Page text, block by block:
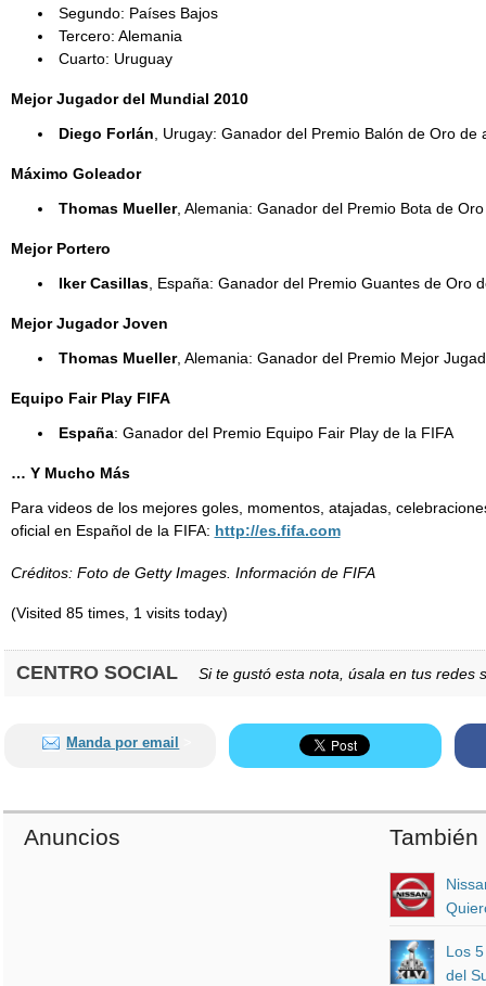
Segundo: Países Bajos
Tercero: Alemania
Cuarto: Uruguay
Mejor Jugador del Mundial 2010
Diego Forlán , Urugay: Ganador del Premio Balón de Oro de
Máximo Goleador
Thomas Mueller, Alemania: Ganador del Premio Bota de
Mejor Portero
Iker Casillas, España: Ganador del Premio Guantes de Oro
Mejor Jugador Joven
Thomas Mueller, Alemania: Ganador del Premio Mejor
Equipo Fair Play FIFA
España: Ganador del Premio Equipo Fair Play de la FIFA
… Y Mucho Más
Para videos de los mejores goles, momentos, atajadas,
oficial en Español de la FIFA: http://es.fifa.com
Créditos: Foto de Getty Images. Información de FIFA
(Visited 85 times, 1 visits today)
CENTRO SOCIAL Si te gustó esta nota, úsala en tus redes
Manda por email
También
Los
del
Anuncios